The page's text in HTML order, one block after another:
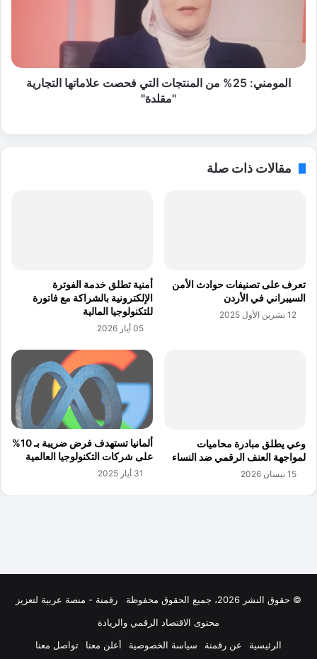
© حقوق النشر 2026، جميع الحقوق محفوظة
رقمنة - منصة عربية لتعزيز
محتوى الاقتصاد الرقمي والريادة
الرئيسية
عن رقمنة سياسة الخصوصية أعلن معنا تواصل معنا